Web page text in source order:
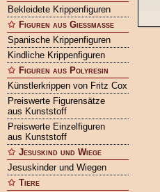
Bekleidete Krippenfiguren
Figuren aus Gießmasse
Spanische Krippenfiguren
Kindliche Krippenfiguren
Figuren aus Polyresin
Künstlerkrippen von Fritz Cox
Preiswerte Figurensätze
aus Kunststoff
Preiswerte Einzelfiguren
aus Kunststoff
Jesuskind und Wiege
Jesuskinder und Wiegen
Tiere